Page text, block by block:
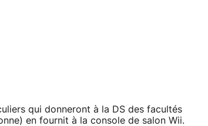
qui donneront à la DS des facultés
en fournit à la console de salon Wii.